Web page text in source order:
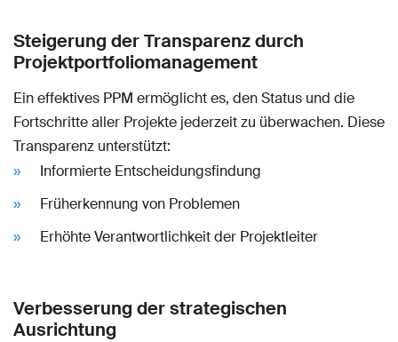
Steigerung der Transparenz durch
Projektportfoliomanagement
Ein effektives PPM ermöglicht es, den Status und die
Fortschritte aller Projekte jederzeit zu überwachen. Diese
Transparenz unterstützt:
Informierte Entscheidungsfindung
Früherkennung von Problemen
Erhöhte Verantwortlichkeit der Projektleiter
Verbesserung der strategischen
Ausrichtung